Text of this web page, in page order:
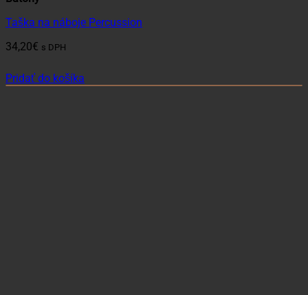
Taška na náboje Percussion
34,20€ s DPH
Pridať do košíka